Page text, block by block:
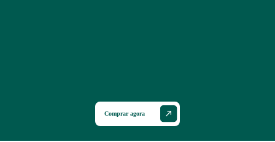
Comprar agora